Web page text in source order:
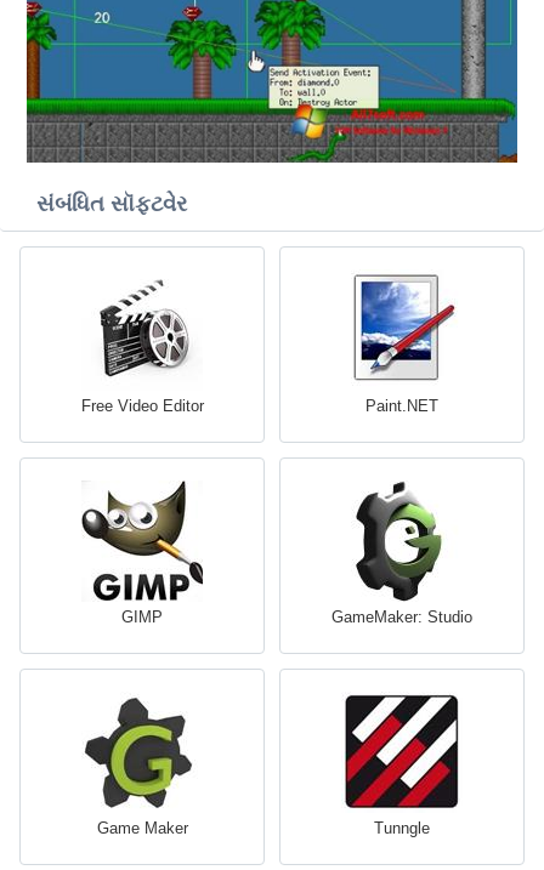
સંબંધિત સૉફ્ટવેર
Free Video Editor Paint.NET
GIMP GameMaker: Studio
Game Maker Tunngle